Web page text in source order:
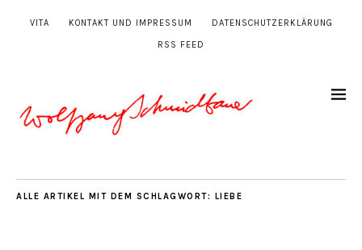
VITA KONTAKT UND IMPRESSUM DATENSCHUTZERKLÄRUNG
RSS FEED
ALLE ARTIKEL MIT DEM SCHLAGWORT: LIEBE